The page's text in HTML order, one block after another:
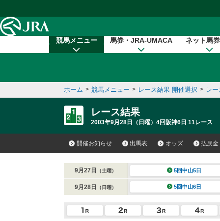
競馬メニュー 馬券・JRA-UMACA ネット馬
ホーム > 競馬メニュー > レース結果 開催選択 > レ
レース結果
2003年9月28日（日曜）4回阪神6日 11レース
開催お知らせ 出馬表 オッズ 払戻金
9月27日 （土曜） 5回中山5日
9月28日 （日曜） 5回中山6日